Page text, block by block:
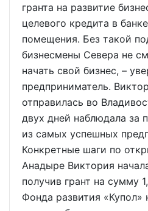
гранта на развитие
целевого кредита в
помещения. Без такой
бизнесмены Севера не
начать свой бизнес, –
предприниматель.
отправилась во
двух дней наблюдала за
из самых успешных
Конкретные шаги по
Анадыре Виктория
получив грант на сумму
Фонда развития «Купол»